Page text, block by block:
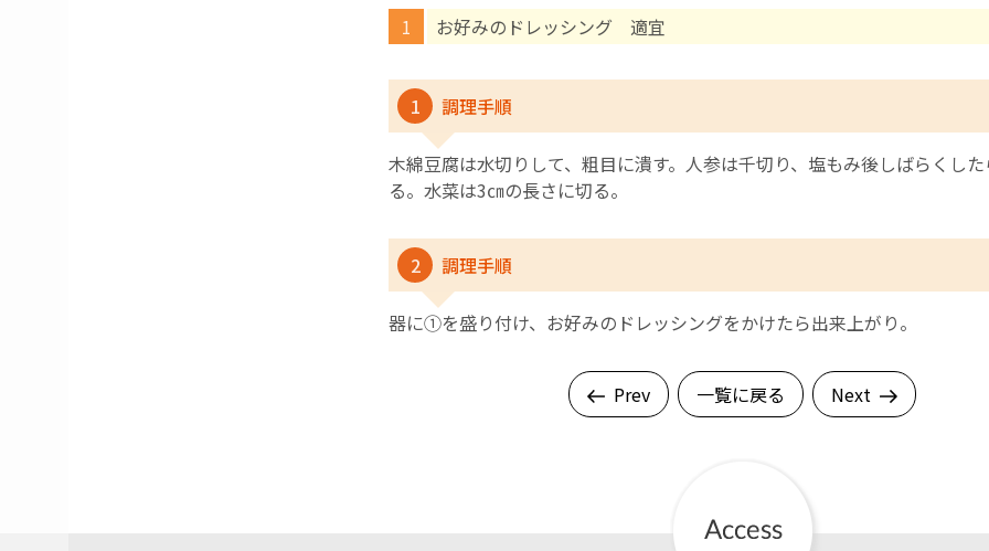
お好みのドレッシング 適宜
1 調理手順
木綿豆腐は水切りして、粗目に潰す。人参は千切り、塩もみ後しばらくし
る。水菜は3㎝の長さに切る。
2 調理手順
器に①を盛り付け、お好みのドレッシングをかけたら出来上がり。
Prev 一覧に戻る Next